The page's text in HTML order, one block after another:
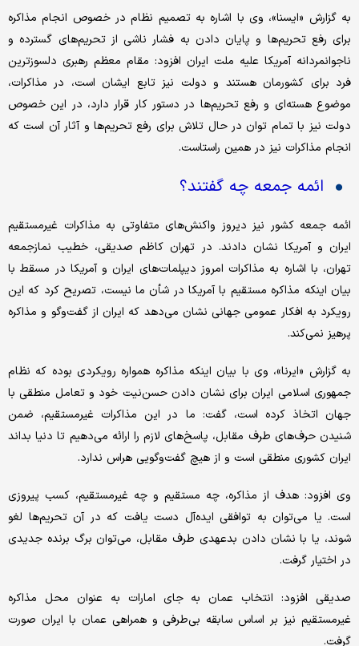
به گزارش «ایسنا»، وی با اشاره به تصمیم نظام در خصوص انجام مذاکره
برای رفع تحریم‌ها و پایان دادن به فشار ناشی از تحریم‌های گسترده و
ناجوانمردانه آمریکا علیه ملت ایران‌ افزود: مقام معظم رهبری دلسوزترین
فرد برای کشورمان هستند و دولت نیز تابع ایشان است، در مذاکرات،
موضوع هسته‌ای و رفع تحریم‌ها در دستور کار قرار دارد، در این خصوص
دولت نیز با تمام توان در حال تلاش برای رفع تحریم‌ها و آثار آن است که
انجام مذاکرات نیز در همین راستاست.
ائمه جمعه چه گفتند؟
ائمه جمعه کشور نیز دیروز واکنش‌های متفاوتی به مذاکرات غیرمستقیم
ایران و آمریکا نشان دادند. در تهران کاظم صدیقی، خطیب نمازجمعه
تهران، با اشاره به مذاکرات امروز دیپلمات‌های ایران و آمریکا در مسقط‌ با
بیان اینکه مذاکره مستقیم با آمریکا در شأن ما نیست، تصریح کرد که این
رویکرد به افکار عمومی جهانی نشان می‌دهد که ایران از گفت‌وگو و مذاکره
پرهیز نمی‌کند.
به گزارش «ایرنا»، وی با بیان اینکه مذاکره همواره رویکردی بوده که نظام
جمهوری اسلامی ایران برای نشان دادن حسن‌نیت خود و تعامل منطقی با
جهان اتخاذ کرده است، گفت: ما در این مذاکرات غیرمستقیم، ضمن
شنیدن حرف‌های طرف مقابل، پاسخ‌های لازم را ارائه می‌دهیم تا دنیا بداند
ایران کشوری منطقی است و از هیچ گفت‌وگویی هراس ندارد.
وی افزود: هدف از مذاکره، چه مستقیم و چه غیرمستقیم، کسب پیروزی
است. یا می‌توان به توافقی ایده‌آل دست یافت که در آن تحریم‌ها لغو
شوند، یا با نشان دادن بدعهدی طرف مقابل، می‌توان برگ برنده جدیدی
در اختیار گرفت.
صدیقی افزود: انتخاب عمان به جای امارات به عنوان محل مذاکره
غیر‌مستقیم نیز بر اساس سابقه بی‌طرفی و همراهی عمان با ایران صورت
گرفت.